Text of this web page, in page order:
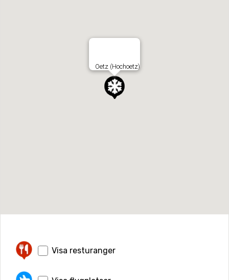
Oetz (Hochoetz)
Visa resturanger